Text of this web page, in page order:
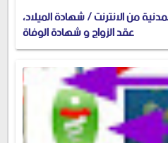
من الانترنت / شهادة الميلاد،
عقد الزواج و شهادة الوفاة